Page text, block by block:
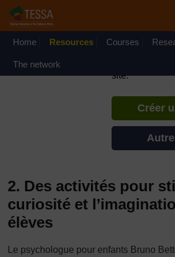
Home Resources Courses
The network
Si vous créez
site.
Créer
2. Des activités pour
curiosité et
élèves
Le psychologue pour enfants Bruno